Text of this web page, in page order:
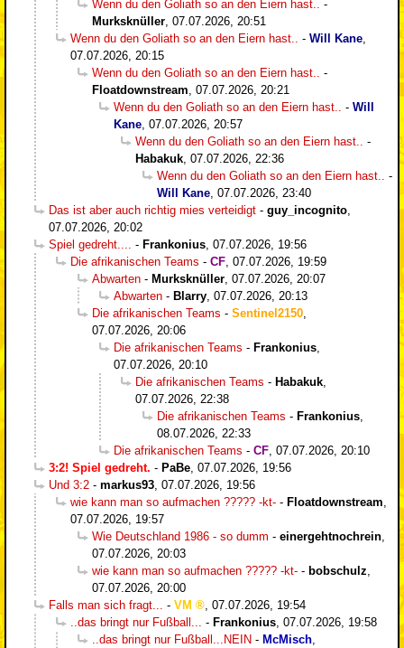
Wenn du den Goliath so an den Eiern hast..
-
Murksknüller 07.07.2026, 20:51
Wenn du den Goliath so an den Eiern hast..
- Will Kane
07.07.2026, 20:15
Wenn du den Goliath so an den Eiern hast..
-
Floatdownstream 07.07.2026, 20:21
Wenn du den Goliath so an den Eiern hast..
- Will
Kane 07.07.2026, 20:57
Wenn du den Goliath so an den Eiern hast..
-
Habakuk 07.07.2026, 22:36
Wenn du den Goliath so an den Eiern hast..
-
Will Kane 07.07.2026, 23:40
Das ist aber auch richtig mies verteidigt - guy_incognito
07.07.2026, 20:02
Spiel gedreht....
- Frankonius 07.07.2026, 19:56
Die afrikanischen Teams - CF 07.07.2026, 19:59
Abwarten - Murksknüller 07.07.2026, 20:07
Abwarten - Blarry 07.07.2026, 20:13
Die afrikanischen Teams - Sentinel2150
07.07.2026, 20:06
Die afrikanischen Teams - Frankonius
07.07.2026, 20:10
Die afrikanischen Teams - Habakuk
07.07.2026, 22:38
Die afrikanischen Teams - Frankonius
08.07.2026, 22:33
Die afrikanischen Teams - CF 07.07.2026, 20:10
3:2! Spiel gedreht. - PaBe 07.07.2026, 19:56
Und 3:2 - markus93 07.07.2026, 19:56
wie kann man so aufmachen ????? -kt- - Floatdownstream
07.07.2026, 19:57
Wie Deutschland 1986 - so dumm - einergehtnochrein
07.07.2026, 20:03
wie kann man so aufmachen ????? -kt- - bobschulz
07.07.2026, 20:00
Falls man sich fragt...
- VM
07.07.2026, 19:54
..das bringt nur Fußball...
- Frankonius 07.07.2026, 19:58
..das bringt nur Fußball...NEIN - McMisch